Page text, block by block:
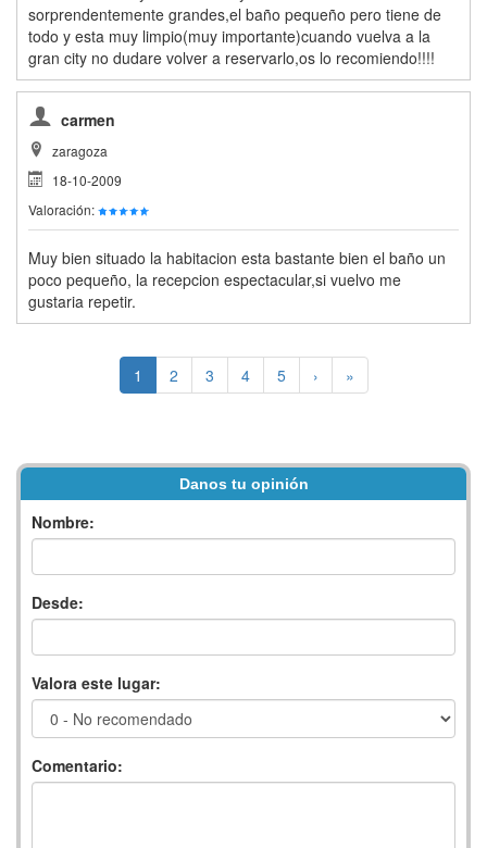
sorprendentemente grandes,el baño pequeño pero tiene de
todo y esta muy limpio(muy importante)cuando vuelva a la
gran city no dudare volver a reservarlo,os lo recomiendo!!!!
carmen
zaragoza
18-10-2009
Valoración:
Muy bien situado la habitacion esta bastante bien el baño un
poco pequeño, la recepcion espectacular,si vuelvo me
gustaria repetir.
1 2 3 4 5 › »
Danos tu opinión
Nombre:
Desde:
Valora este lugar:
Comentario: